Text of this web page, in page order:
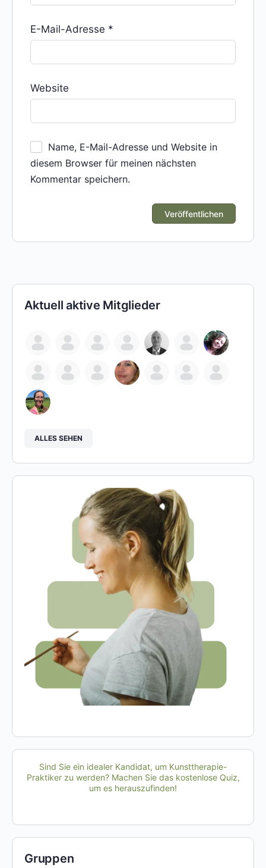
E-Mail-Adresse *
Website
Name, E-Mail-Adresse und Website in
diesem Browser für meinen nächsten
Kommentar speichern.
Aktuell aktive Mitglieder
ALLES SEHEN
Sind Sie ein idealer Kandidat, um Kunsttherapie-
Praktiker zu werden? Machen Sie das kostenlose Quiz,
um es herauszufinden!
Gruppen